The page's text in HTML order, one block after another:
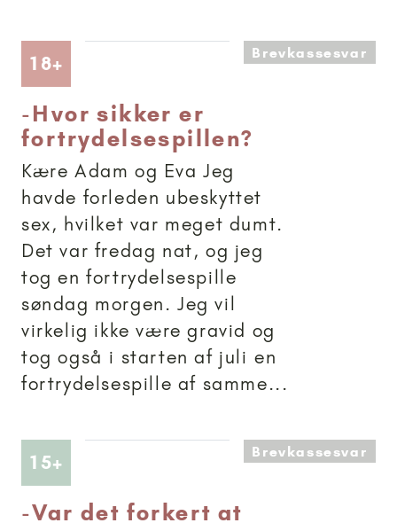
18+ Artikler anbefalet til 18+Brevkassesvar
-Hvor sikker er
fortrydelsespillen?
Kære Adam og Eva Jeg
havde forleden ubeskyttet
sex, hvilket var meget dumt.
Det var fredag nat, og jeg
tog en fortrydelsespille
søndag morgen. Jeg vil
virkelig ikke være gravid og
tog også i starten af juli en
fortrydelsespille af samme...
15+ Artikler anbefalet til 15+Brevkassesvar
-Var det forkert at